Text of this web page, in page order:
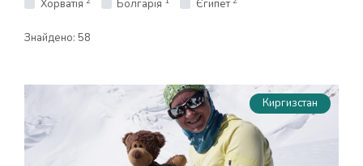
Хорватія Болгарія Єгипет
Знайдено: 58
Киргизстан